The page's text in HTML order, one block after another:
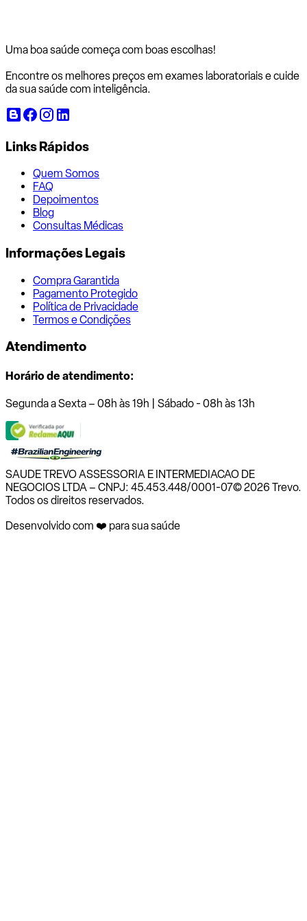
Uma boa saúde começa com boas escolhas!
Encontre os melhores preços em exames laboratoriais e cuide
da sua saúde com inteligência.
Links Rápidos
Quem Somos
FAQ
Depoimentos
Blog
Consultas Médicas
Informações Legais
Compra Garantida
Pagamento Protegido
Política de Privacidade
Termos e Condições
Atendimento
Horário de atendimento:
Segunda a Sexta – 08h às 19h | Sábado - 08h às 13h
SAUDE TREVO ASSESSORIA E INTERMEDIACAO DE
NEGOCIOS LTDA – CNPJ: 45.453.448/0001-07© 2026 Trevo.
Todos os direitos reservados.
Desenvolvido com ❤️ para sua saúde